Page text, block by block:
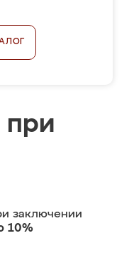
при
заключении
10%